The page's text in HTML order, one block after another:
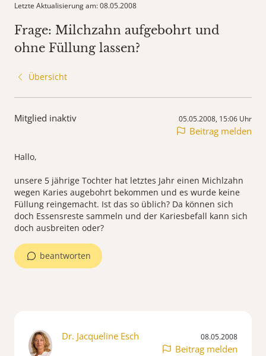
Letzte Aktualisierung am: 08.05.2008
Frage: Milchzahn aufgebohrt und
ohne Füllung lassen?
Übersicht
Mitglied inaktiv 05.05.2008, 15:06 Uhr
Beitrag melden
Hallo,
unsere 5 jährige Tochter hat letztes Jahr einen Michlzahn
wegen Karies augebohrt bekommen und es wurde keine
Füllung reingemacht. Ist das so üblich? Da können sich
doch Essensreste sammeln und der Kariesbefall kann sich
doch ausbreiten oder?
beantworten
Dr. Jacqueline Esch 08.05.2008
Beitrag melden